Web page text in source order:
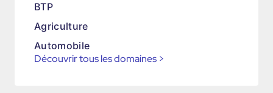
BTP
Agriculture
Automobile
Découvrir tous les domaines >